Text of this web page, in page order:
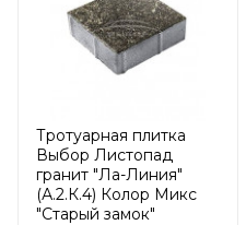
Тротуарная плитка
Выбор Листопад
гранит "Ла-Линия"
(А.2.К.4) Колор Микс
"Старый замок"